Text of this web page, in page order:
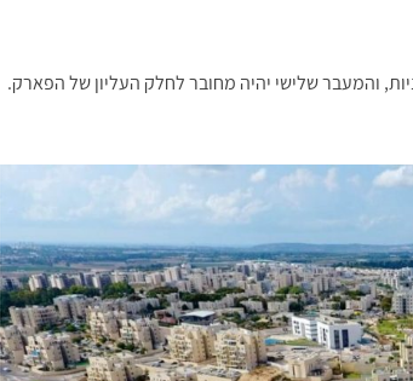
והמעבר שלישי יהיה מחובר לחלק העליון של הפארק.